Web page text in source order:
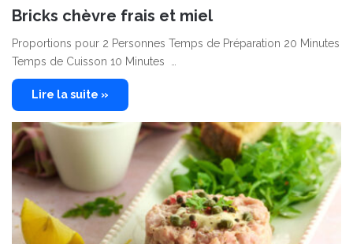
Bricks chèvre frais et miel
Proportions pour 2 Personnes Temps de Préparation 20 Minutes
Temps de Cuisson 10 Minutes …
Lire la suite »